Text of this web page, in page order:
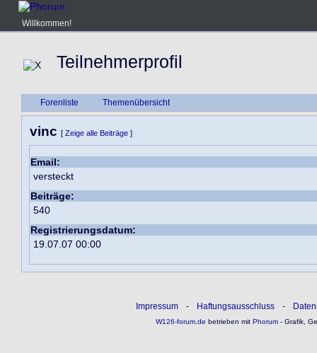
Willkommen!
Teilnehmerprofil
Forenliste Themenübersicht
vinc [ Zeige alle Beiträge ]
Email:
versteckt
Beiträge:
540
Registrierungsdatum:
19.07.07 00:00
Impressum - Haftungsausschluss -
W126-forum.de betrieben mitPhorum- Grafik,